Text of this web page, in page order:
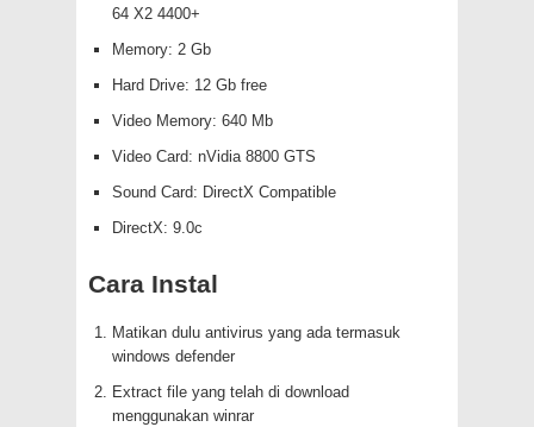
64 X2 4400+
Memory: 2 Gb
Hard Drive: 12 Gb free
Video Memory: 640 Mb
Video Card: nVidia 8800 GTS
Sound Card: DirectX Compatible
DirectX: 9.0c
Cara Instal
Matikan dulu antivirus yang ada termasuk
windows defender
Extract file yang telah di download
menggunakan winrar